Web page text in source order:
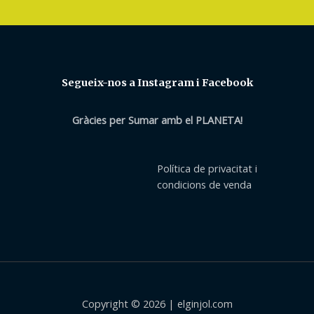
Segueix-nos a Instagram i Facebook
Gràcies per Sumar amb el PLANETA!
Política de privacitat i
condicions de venda
Copyright © 2026 | elginjol.com